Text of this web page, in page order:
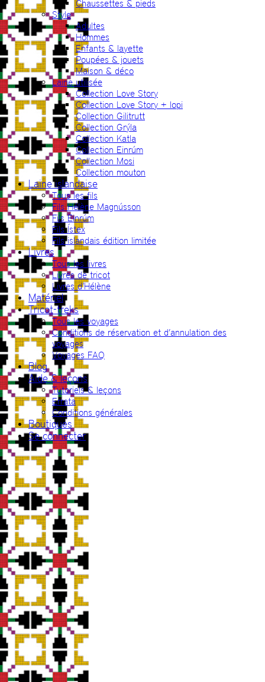
Chaussettes & pieds
Style
Adultes
Hommes
Enfants & layette
Poupées & jouets
Maison & déco
Laine utilisée
Collection Love Story
Collection Love Story + lopi
Collection Gilitrutt
Collection Grýla
Collection Katla
Collection Einrúm
Collection Mosi
Collection mouton
Laine islandaise
Tous les fils
Fils Hélène Magnússon
Fils Einrúm
Fils Ístex
Fils islandais édition limitée
Livres
Tous les livres
Livres de tricot
Livres d’Hélène
Matériel
Tricot-treks
Tous les voyages
Conditions de réservation et d’annulation des
voyages
Voyages FAQ
Blog
Aide & leçons
Tutoriels & leçons
Errata
Conditions générales
Boutiques
Se connecter